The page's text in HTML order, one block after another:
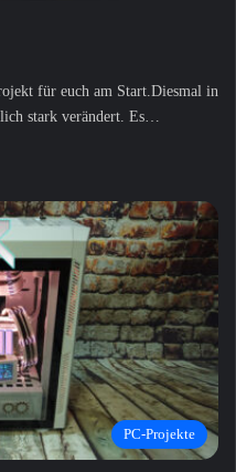
für euch am Start.Diesmal in
stark verändert. Es…
PC-Projekte